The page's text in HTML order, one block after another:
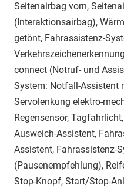
Seitenairbag vorn,
(Interaktionsairbag),
getönt, Fahrassistenz-
connect (Notruf- und
System: Notfall-Assistent
Servolenkung elektro-
Regensensor,
Ausweich-Assistent,
Assistent, Fahrassistenz-
(Pausenempfehlung),
Stop-Knopf, Start/Stop-